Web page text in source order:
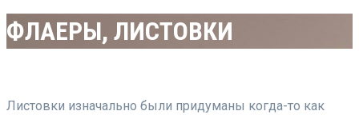
ФЛАЕРЫ, ЛИСТОВКИ
Листовки изначально были придуманы когда-то как